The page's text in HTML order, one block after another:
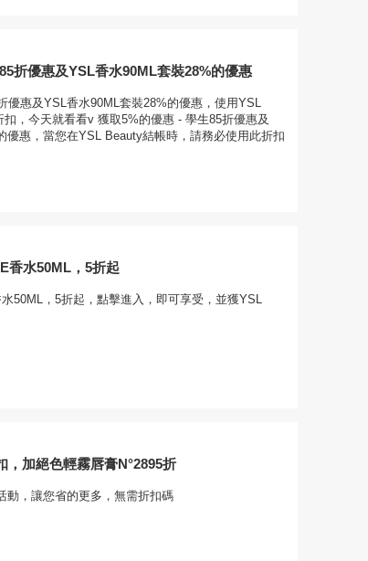
折優惠及YSL香水90ML套裝28%的優惠
優惠及YSL香水90ML套裝28%的優惠，使用YSL
扣，今天就看看v 獲取5%的優惠 - 學生85折優惠及
優惠，當您在YSL Beauty結帳時，請務必使用此折扣
香水50ML，5折起
50ML，5折起，點擊進入，即可享受，並獲YSL
，加絕色輕霧唇膏N°2895折
動，讓您省的更多，無需折扣碼